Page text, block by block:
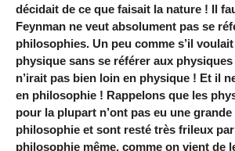
décidait de ce que faisait la nature ! Il
Feynman ne veut absolument pas se
philosophies. Un peu comme s’il
physique sans se référer aux
n’irait pas bien loin en physique ! Et il
en philosophie ! Rappelons que les
pour la plupart n’ont pas eu une
philosophie et sont resté très frileux
philosophie même, comme on vient de